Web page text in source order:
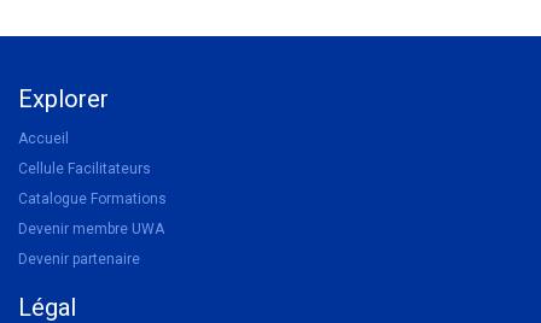
Explorer
Accueil
Cellule Facilitateurs
Catalogue Formations
Devenir membre UWA
Devenir partenaire
Légal